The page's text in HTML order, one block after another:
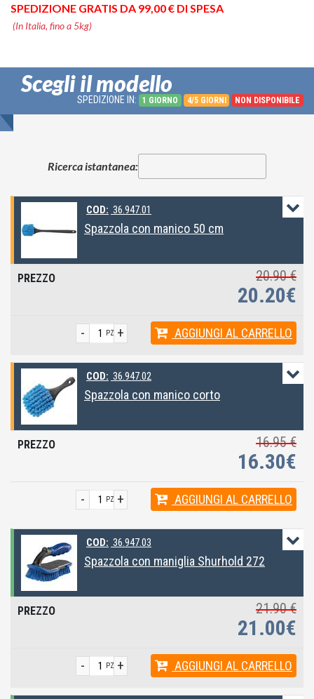
SPEDIZIONE GRATIS DA 99,00 € DI SPESA
(In Italia, fino a 5kg)
Scegli il modello
SPEDIZIONE IN: 1 GIORNO 4/5 GIORNI NON DISPONIBILE
Ricerca istantanea:
COD: 36.947.01
Spazzola con manico 50 cm
20.90 €
20.20€
+
- PZ AGGIUNGI AL CARRELLO
COD: 36.947.02
Spazzola con manico corto
16.95 €
16.30€
+
- PZ AGGIUNGI AL CARRELLO
COD: 36.947.03
Spazzola con maniglia Shurhold 272
21.90 €
21.00€
+
- PZ AGGIUNGI AL CARRELLO